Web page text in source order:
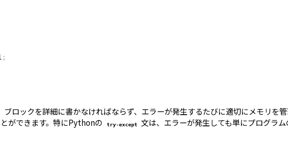
;
ブロックを詳細に書かなければならず、エラーが発生するたびに適切にメモリを
ができます。特にPythonの
try-except
文は、エラーが発生しても単にプログラ